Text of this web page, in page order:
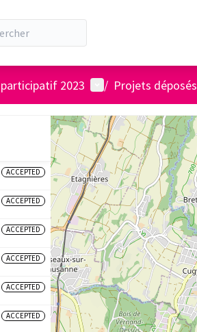
2023 Menu utilisateur
/ Projets
ACCEPTED
ACCEPTED
ACCEPTED
ACCEPTED
ACCEPTED
ACCEPTED